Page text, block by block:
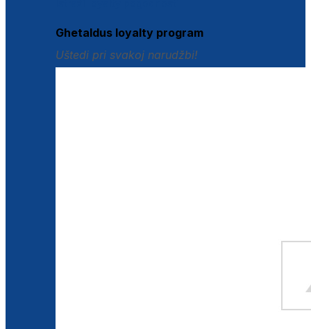
Ghetaldus loyalty program
Uštedi pri svakoj narudžbi!